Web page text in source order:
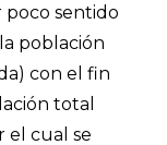
poco sentido
población
con el fin
total
el cual se